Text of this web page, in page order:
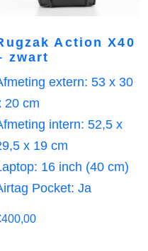
Action X40
zwart
extern: 53 x 30
20 cm
intern: 52,5 x
x 19 cm
16 inch (40 cm)
Pocket: Ja
400,00